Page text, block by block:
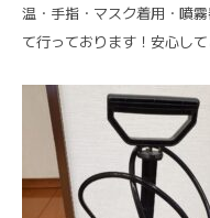
温・手指・マスク着用・噴
て行っております！安心し